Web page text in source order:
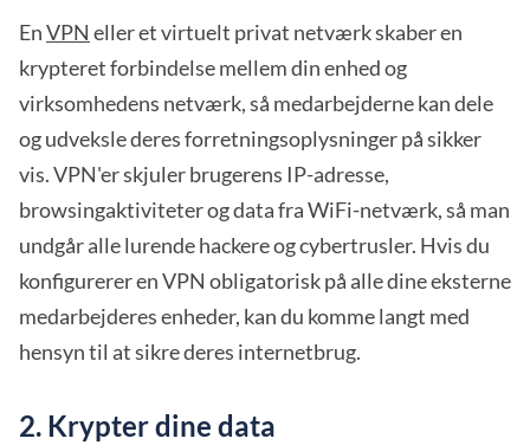
EnVPN eller et virtuelt privat netværk skaber en
krypteret forbindelse mellem din enhed og
virksomhedens netværk, så medarbejderne kan dele
og udveksle deres forretningsoplysninger på sikker
vis. VPN'er skjuler brugerens IP-adresse,
browsingaktiviteter og data fra WiFi-netværk, så man
undgår alle lurende hackere og cybertrusler. Hvis du
konfigurerer en VPN obligatorisk på alle dine eksterne
medarbejderes enheder, kan du komme langt med
hensyn til at sikre deres internetbrug.
2. Krypter dine data